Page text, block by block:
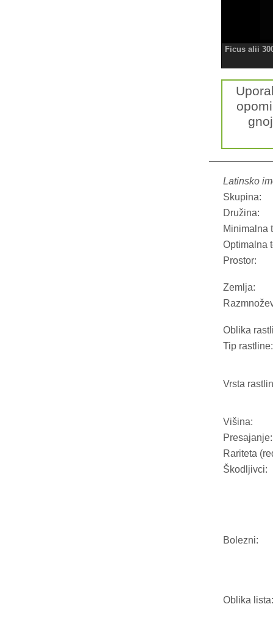
Ficus alii
Latinsko
Skupina:
Družina:
Minimalna
Optimalna
Prostor:
Zemlja:
Oblika
Tip rastline:
Vrsta
Višina:
Presajanje:
Rariteta
Škodljivci:
Bolezni:
Oblika lista: